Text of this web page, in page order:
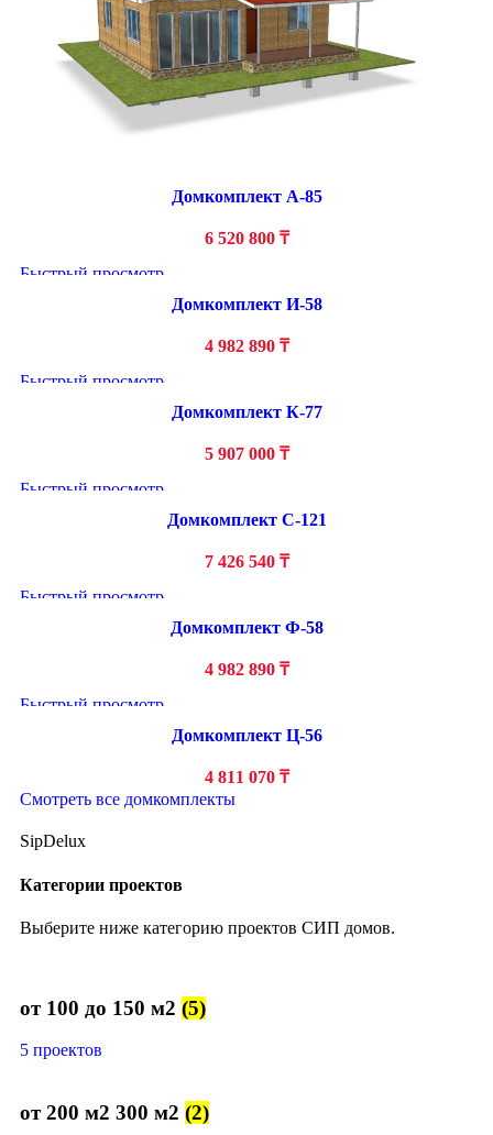
Домкомплект А-85
6 520 800 ₸
Быстрый просмотр
Домкомплект И-58
4 982 890 ₸
Быстрый просмотр
Домкомплект К-77
5 907 000 ₸
Быстрый просмотр
Домкомплект С-121
7 426 540 ₸
Быстрый просмотр
Домкомплект Ф-58
4 982 890 ₸
Быстрый просмотр
Домкомплект Ц-56
4 811 070 ₸
Смотреть все домкомплекты
SipDelux
Категории проектов
Выберите ниже категорию проектов СИП домов.
от 100 до 150 м2 (5)
5 проектов
от 200 м2 300 м2 (2)